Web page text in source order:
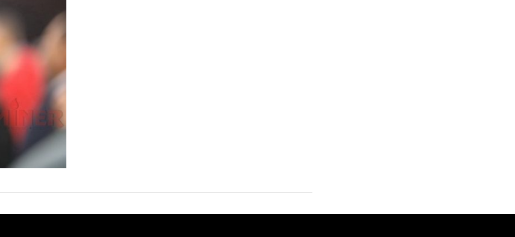
di kantor PGN, Selasa (21/1). Arcandra menggantikan IGN
sejak 2018 lalu. Arcandra Tahar sebelumnya merupakan Wakil
2016-2019. “Sesuai dengan arahan Kementerian BUMN…